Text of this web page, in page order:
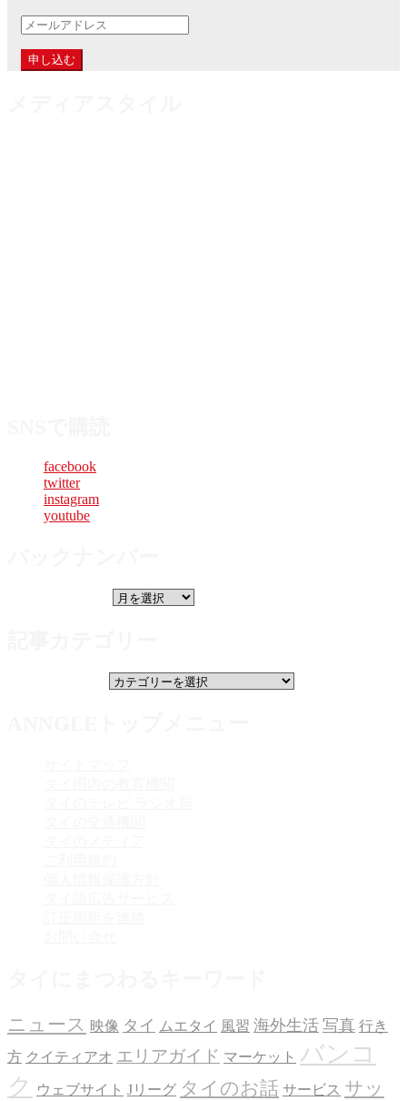
メ
ル
facebook
twitter
instagram
youtube
ニュース 映像 タイ ムエタイ 風習 海外生活 写真 行き
方 クイティアオ エリアガイド マーケット バンコ
ク
ウェブサイト Jリーグ タイのお話 サービス サッ